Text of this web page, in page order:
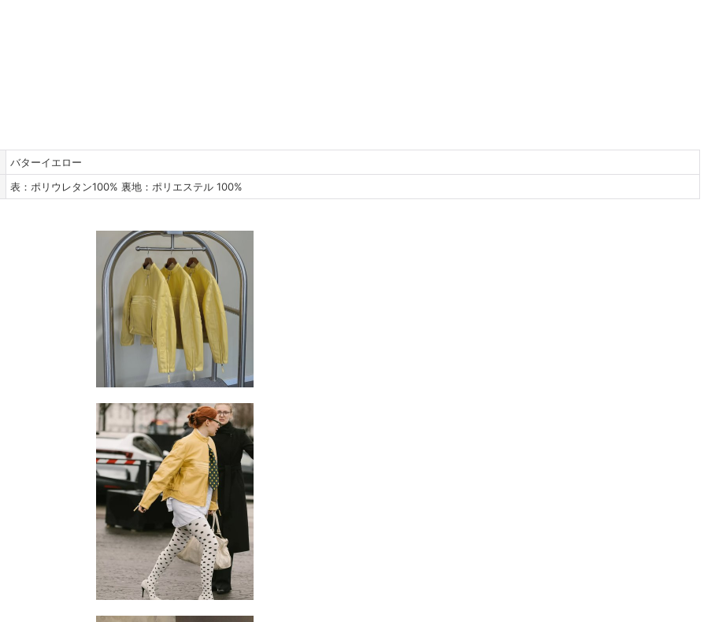
バターイエロー
表：ポリウレタン100% 裏地：ポリエステル 100%